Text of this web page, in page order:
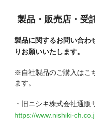
製品・販売店・受
製品に関するお問い合わ
りお願いいたします。
※自社製品のご購入はこ
ます。
・旧ニシキ株式会社通販
https://www.nishiki-
06-
受付時間：
※新型コロナウ
現在、受付時